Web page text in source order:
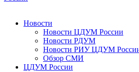
Новости
Новости ЦДУМ России
Новости РДУМ
Новости РИУ ЦДУМ
Обзор СМИ
ЦДУМ России